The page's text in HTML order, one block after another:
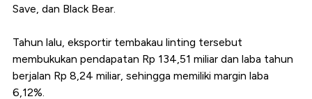
Save, dan Black Bear.
Tahun lalu, eksportir tembakau linting tersebut
membukukan pendapatan Rp 134,51 miliar dan laba tahun
berjalan Rp 8,24 miliar, sehingga memiliki margin laba
6,12%.